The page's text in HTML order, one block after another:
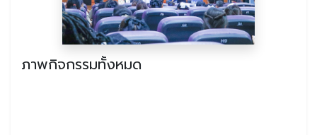
ภาพกิจกรรมทั้งหมด